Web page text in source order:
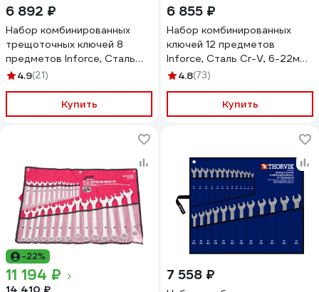
6 892 ₽
Набор комбинированных
трещоточных ключей 8
предметов Inforce, Сталь
Cr-V, 8-19мм,
4.9(21)
Купить
6 855 ₽
Набор комбинированных
ключей 12 предметов
Inforce, Сталь Cr-V, 6-22мм,
06-05-31
4.8(73)
Купить
-22%
11 194 ₽
14 410 ₽
7 558 ₽